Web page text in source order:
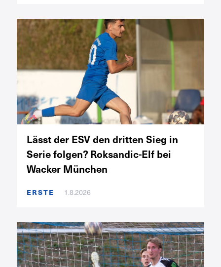
Lässt der ESV den dritten Sieg in
Serie folgen? Roksandic-Elf bei
Wacker München
ERSTE 1.8.2026